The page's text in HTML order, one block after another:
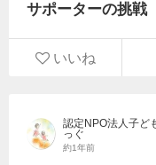
サポーターの挑戦
いいね
認定NPO法人子ど
っぐ
約1年前